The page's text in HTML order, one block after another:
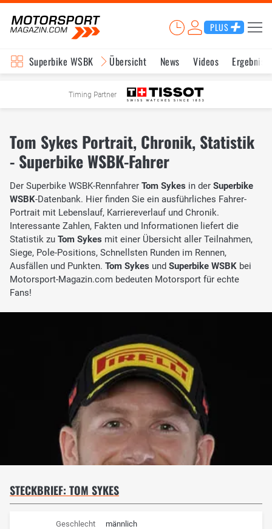
PLUS
Superbike WSBK Übersicht News Videos
Timing Partner
Tom Sykes Portrait, Chronik, Statistik
- Superbike WSBK-Fahrer
Der Superbike WSBK-Rennfahrer Tom Sykes in der Superbike
WSBK-Datenbank. Hier finden Sie ein ausführliches Fahrer-
Portrait mit Lebenslauf, Karriereverlauf und Chronik.
Interessante Zahlen, Fakten und Informationen liefert die
Statistik zu Tom Sykes mit einer Übersicht aller Teilnahmen,
Siege, Pole-Positions, Schnellsten Runden im Rennen,
Ausfällen und Punkten. Tom Sykes und Superbike WSBK bei
Motorsport-Magazin.com bedeuten Motorsport für echte
Fans!
STECKBRIEF: TOM SYKES
Geschlecht männlich